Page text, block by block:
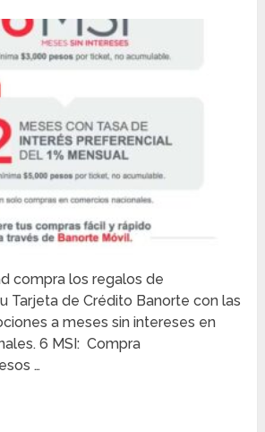
compra los regalos de
Tarjeta de Crédito Banorte con las
a meses sin intereses en
6 MSI: Compra
…